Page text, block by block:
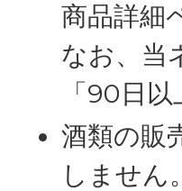
商品詳細
なお、当
「90日
酒類の販
しません